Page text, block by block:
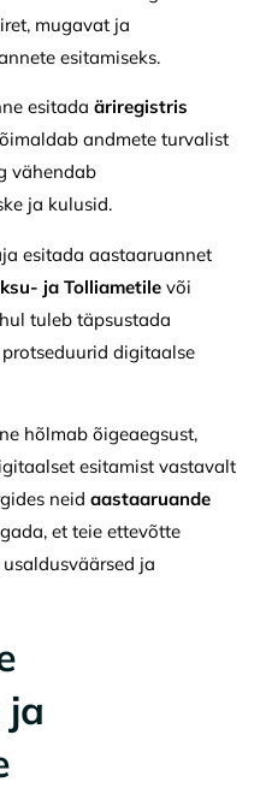
mugavat ja
esitamiseks.
esitada äriregistris
andmete turvalist
vähendab
ja kulusid.
esitada aastaaruannet
ja Tolliametile või
tuleb täpsustada
digitaalse
hõlmab õigeaegsust,
esitamist vastavalt
neid aastaaruande
et teie ettevõtte
ja
ja